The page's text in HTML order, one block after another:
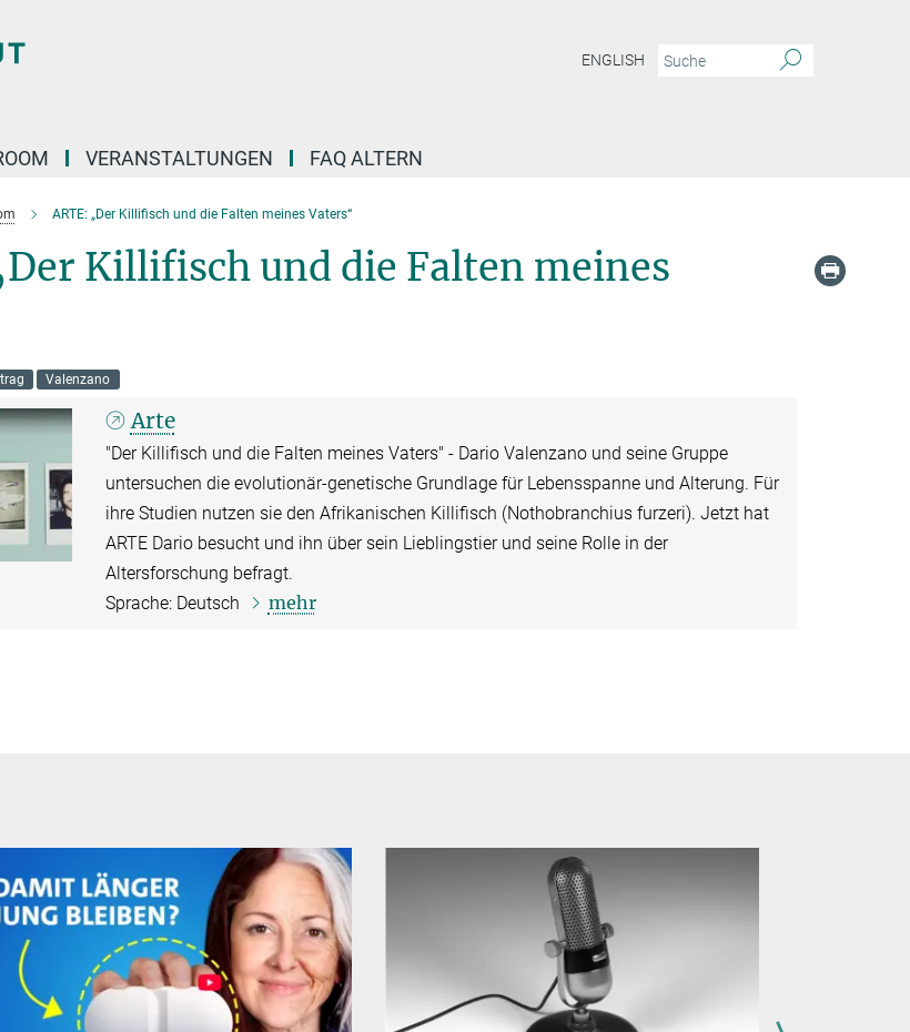
ENGLISH
VERANSTALTUNGEN FAQ ALTERN
ARTE: „Der Killifisch und die Falten meines Vaters“
Killifisch und die Falten meines
Valenzano
Arte
"Der Killifisch und die Falten meines Vaters" - Dario Valenzano und seine Gruppe
untersuchen die evolutionär-genetische Grundlage für Lebensspanne und Alterung. Für
ihre Studien nutzen sie den Afrikanischen Killifisch (Nothobranchius furzeri). Jetzt hat
ARTE Dario besucht und ihn über sein Lieblingstier und seine Rolle in der
Altersforschung befragt.
Sprache: Deutsch
mehr